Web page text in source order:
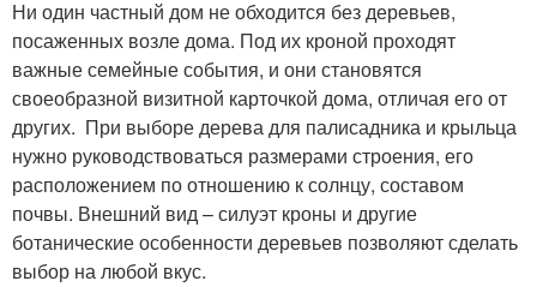
Ни один частный дом не обходится без деревьев,
посаженных возле дома. Под их кроной проходят
важные семейные события, и они становятся
своеобразной визитной карточкой дома, отличая его от
других. При выборе дерева для палисадника и крыльца
нужно руководствоваться размерами строения, его
расположением по отношению к солнцу, составом
почвы. Внешний вид – силуэт кроны и другие
ботанические особенности деревьев позволяют сделать
выбор на любой вкус.